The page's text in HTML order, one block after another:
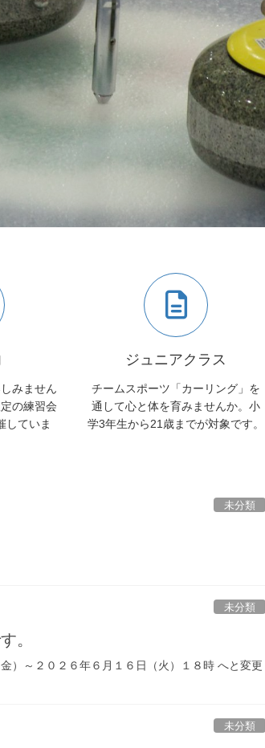
みません
の練習会
していま
ジュニアクラス
チームスポーツ「カーリング」を
通して心と体を育みませんか。小
学3年生から21歳までが対象です。
未分類
未分類
。
）～２０２６年６月１６日（火）１８時 へと変更
未分類